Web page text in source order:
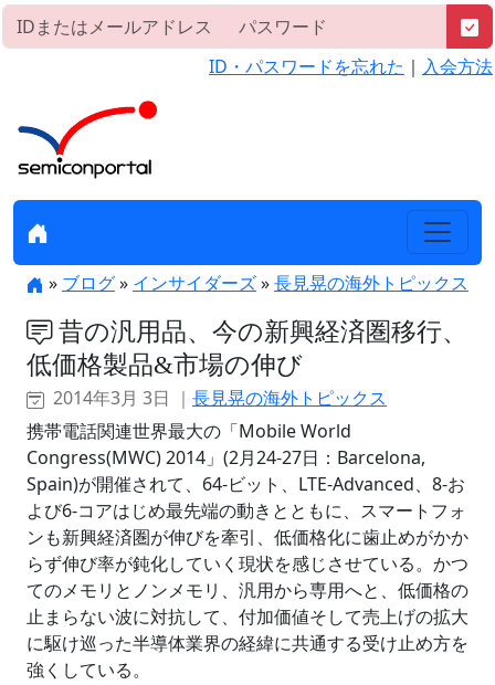
ID・パスワードを忘れた ｜ 入会方法
» ブログ» インサイダーズ»長見晃の海外トピックス
昔の汎用品、今の新興経済圏移行、
低価格製品&市場の伸び
2014年3月 3日 ｜ 長見晃の海外トピックス
携帯電話関連世界最大の「Mobile World
Congress(MWC) 2014」(2月24-27日：Barcelona,
Spain)が開催されて、64-ビット、LTE-Advanced、8-お
よび6-コアはじめ最先端の動きとともに、スマートフォ
ンも新興経済圏が伸びを牽引、低価格化に歯止めがかか
らず伸び率が鈍化していく現状を感じさせている。かつ
てのメモリとノンメモリ、汎用から専用へと、低価格の
止まらない波に対抗して、付加価値そして売上げの拡大
に駆け巡った半導体業界の経緯に共通する受け止め方を
強くしている。